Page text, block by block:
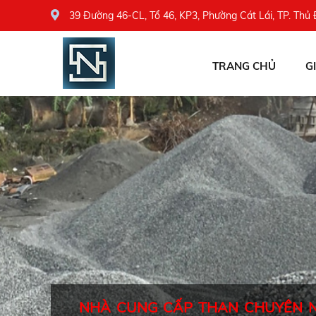
39 Đường 46-CL, Tổ 46, KP3, Phường Cát Lái, TP. Thủ
TRANG CHỦ
NHÀ CUNG CẤP THAN CHUYÊN